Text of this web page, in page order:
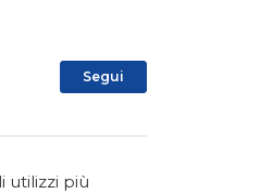
Segui
utilizzi più